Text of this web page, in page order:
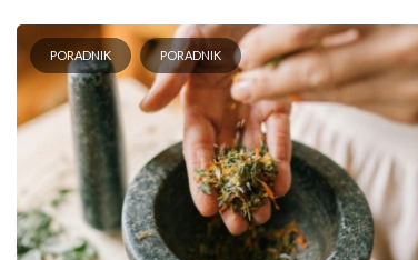
PORADNIK PORADNIK